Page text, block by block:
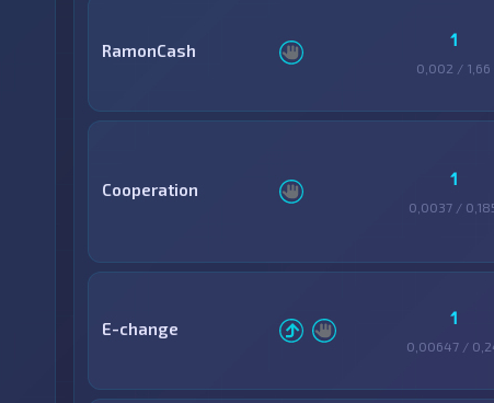
RamonCash 1
0,002 / 1,66
Cooperation 1
0,0037 /
E-change 1
0,00647 /